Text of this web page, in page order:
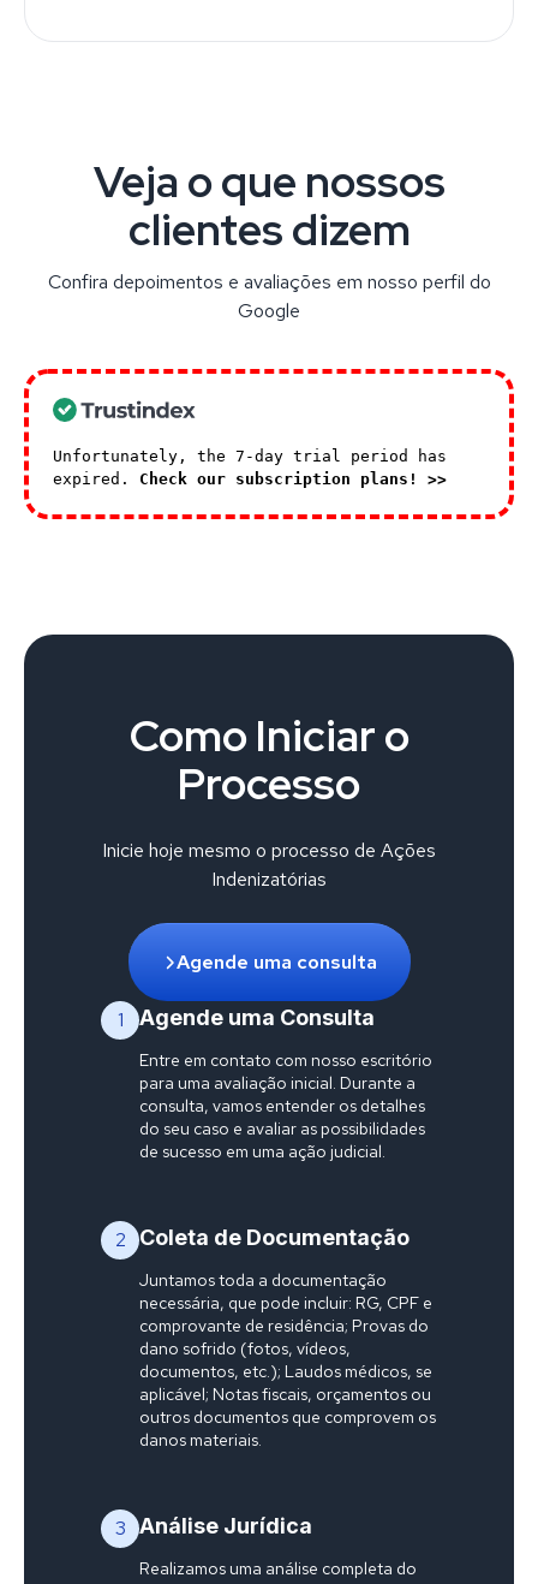
Veja o que nossos
clientes dizem
Confira depoimentos e avaliações em nosso perfil do
Google
Unfortunately, the 7-day trial period has
expired. Check our subscription plans! >>
Como Iniciar o
Processo
Inicie hoje mesmo o processo de Ações
Indenizatórias
Agende uma consulta
1 Agende uma Consulta
Entre em contato com nosso escritório
para uma avaliação inicial. Durante a
consulta, vamos entender os detalhes
do seu caso e avaliar as possibilidades
de sucesso em uma ação judicial.
2 Coleta de Documentação
Juntamos toda a documentação
necessária, que pode incluir: RG, CPF e
comprovante de residência; Provas do
dano sofrido (fotos, vídeos,
documentos, etc.); Laudos médicos, se
aplicável; Notas fiscais, orçamentos ou
outros documentos que comprovem os
danos materiais.
3 Análise Jurídica
Realizamos uma análise completa do